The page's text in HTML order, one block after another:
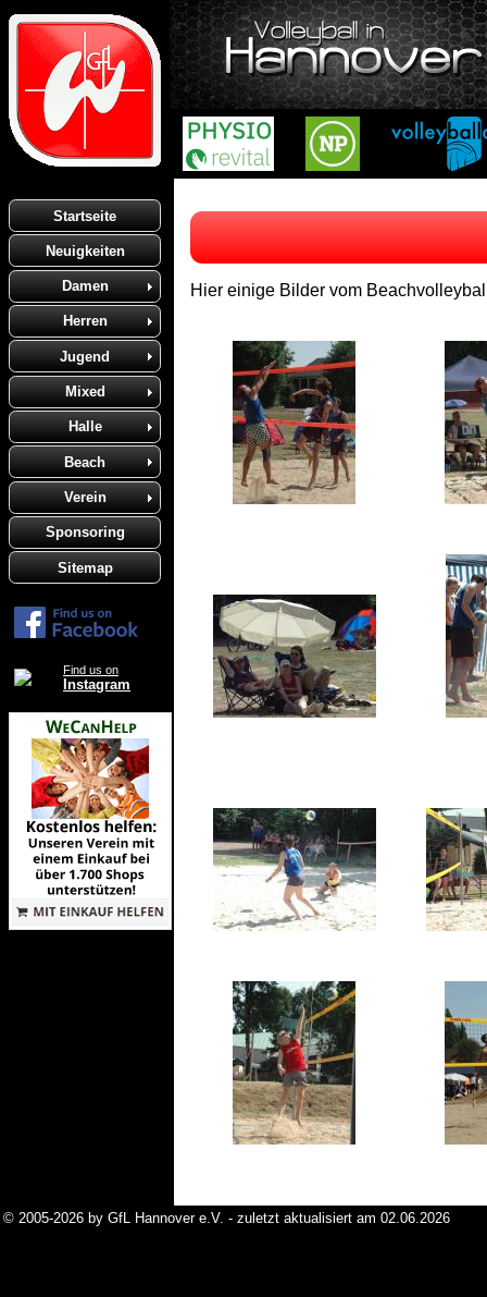
Startseite
Neuigkeiten
Damen
Herren
Jugend
Mixed
Halle
Beach
Verein
Sponsoring
Sitemap
Find us on
Instagram
Hier einige Bilder vom
© 2005-2026 by GfL Hannover e.V. - zuletzt aktualisiert am 02.06.2026